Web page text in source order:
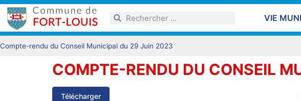
VIE
Compte-rendu du Conseil Municipal du 29 Juin 2023
COMPTE-RENDU DU CONSEIL
Télécharger